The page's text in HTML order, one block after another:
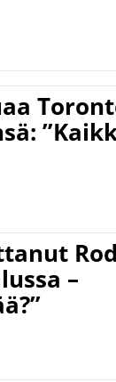
Rod
–